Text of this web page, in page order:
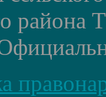
района